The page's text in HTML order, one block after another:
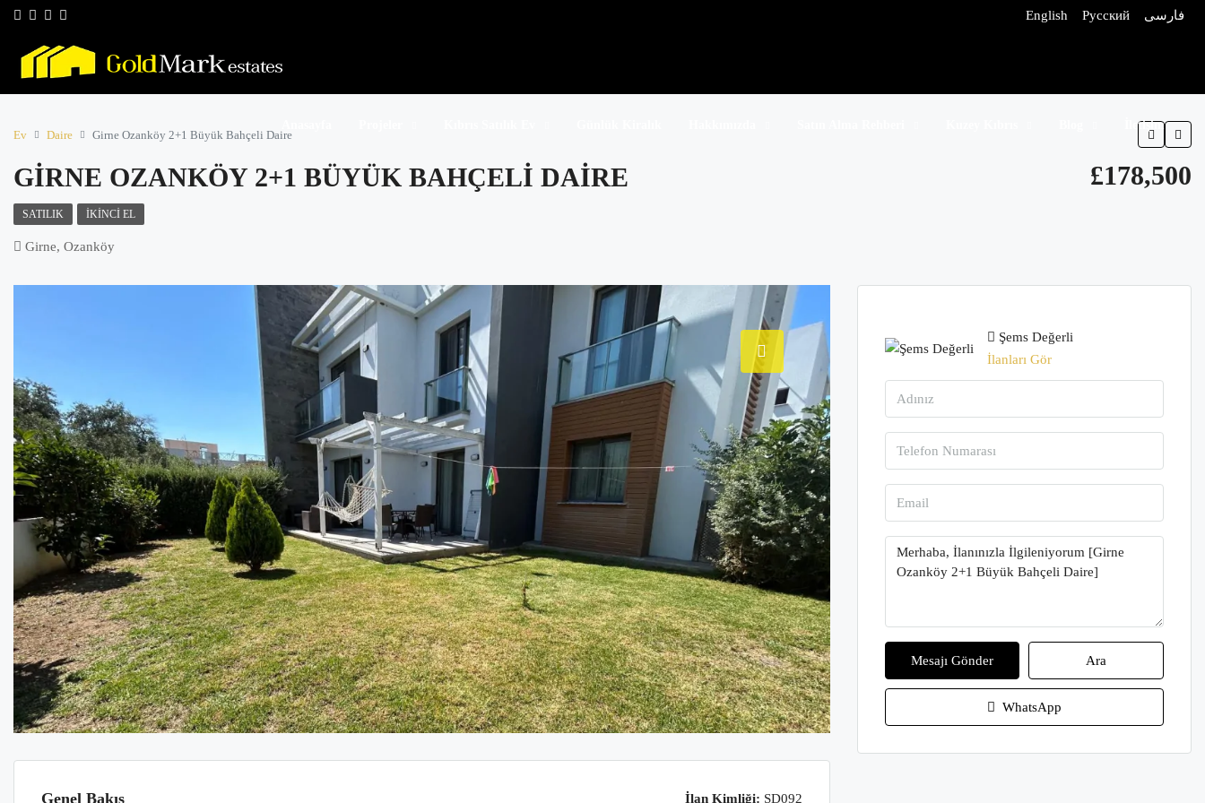
English Русский فارسی
İletişim
Ev Daire Girne Ozanköy 2+1 Büyük Bahçeli Daire
GIRNE OZANKÖY 2+1 BÜYÜK BAHÇELI DAIRE £178,500
SATILIK İKINCI EL
Girne, Ozanköy
Genel Bakış İlan Kimliği: SD092
Şems Değerli
İlanları Gör
Mesajı Gönder Ara
WhatsApp